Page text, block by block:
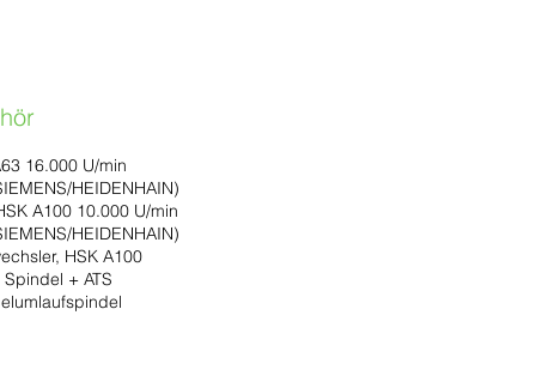
16.000 U/min
HEIDENHAIN)
A100 10.000 U/min
HEIDENHAIN)
HSK A100
+ ATS